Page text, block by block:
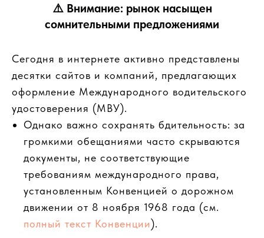
⚠️ Внимание: рынок насыщен
сомнительными предложениями
Сегодня в интернете активно представлены
десятки сайтов и компаний, предлагающих
оформление Международного водительского
удостоверения (МВУ).
Однако важно сохранять бдительность: за
громкими обещаниями часто скрываются
документы, не соответствующие
требованиям международного права,
установленным Конвенцией о дорожном
движении от 8 ноября 1968 года (см.
полный текст Конвенции).